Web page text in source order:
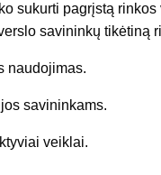
sukurti pagrįstą
savininkų tikėtiną
naudojimas.
savininkams.
veiklai.